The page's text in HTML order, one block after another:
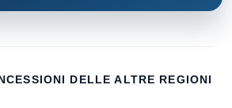
DELLE ALTRE REGIONI